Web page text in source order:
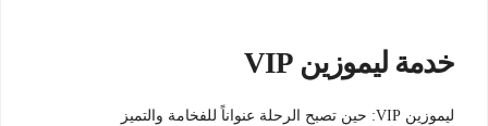
خدمة ليموزين VIP
ليموزين VIP: حين تصبح الرحلة عنواناً للفخامة والتميز